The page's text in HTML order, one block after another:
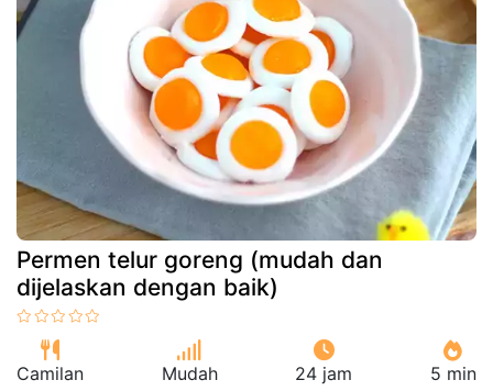
Permen telur goreng (mudah dan
dijelaskan dengan baik)
Camilan Mudah 24 jam 5 min